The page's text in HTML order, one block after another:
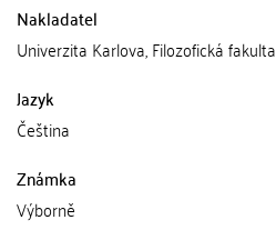
Nakladatel
Univerzita Karlova, Filozofická fakulta
Jazyk
Čeština
Známka
Výborně